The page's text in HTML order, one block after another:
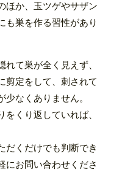
ほか、玉ツゲやサザン
も巣を作る習性があり
て巣が全く見えず、
剪定をして、刺されて
なくありません。
をくり返していれば、
だくだけでも判断でき
にお問い合わせくださ